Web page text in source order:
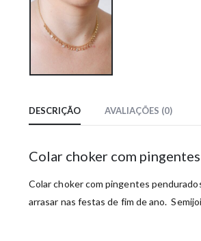
DESCRIÇÃO AVALIAÇÕES (0)
Colar choker com
Colar choker com pingentes
arrasar nas festas de fim de ano.